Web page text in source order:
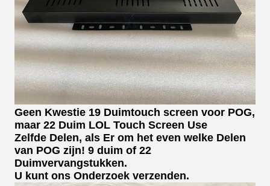
Geen Kwestie 19 Duimtouch screen voor POG,
maar 22 Duim LOL Touch Screen Use
Zelfde Delen, als Er om het even welke Delen
van POG zijn! 9 duim of 22
Duimvervangstukken.
U kunt ons Onderzoek verzenden.